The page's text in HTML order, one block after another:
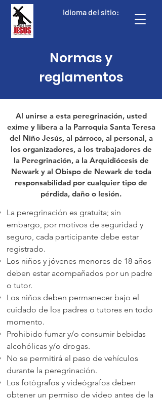
Idioma del sitio:
Normas y
reglamentos
Al unirse a esta peregrinación, usted
exime y libera a la Parroquia Santa Teresa
del Niño Jesús, al párroco, al personal, a
los organizadores, a los trabajadores de
la Peregrinación, a la Arquidiócesis de
Newark y al Obispo de Newark de toda
responsabilidad por cualquier tipo de
pérdida, daño o lesión.
La peregrinación es gratuita; sin
embargo, por motivos de seguridad y
seguro, cada participante debe estar
registrado.
Los niños y jóvenes menores de 18 años
deben estar acompañados por un padre
o tutor.
Los niños deben permanecer bajo el
cuidado de los padres o tutores en todo
momento.
Prohibido fumar y/o consumir bebidas
alcohólicas y/o drogas.
No se permitirá el paso de vehículos
durante la peregrinación.
Los fotógrafos y videógrafos deben
obtener un permiso de video antes de la